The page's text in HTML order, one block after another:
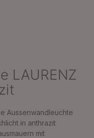
LAURENZ
Aussenwandleuchte
in anthrazit
mit